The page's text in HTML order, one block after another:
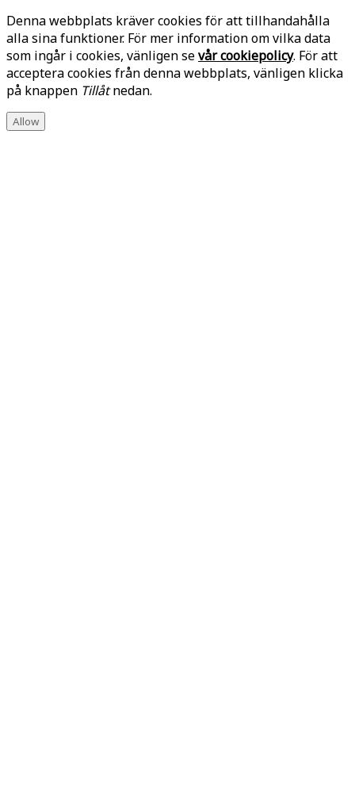
Denna webbplats kräver cookies för att tillhandahålla
alla sina funktioner. För mer information om vilka data
som ingår i cookies, vänligen sevår cookiepolicy. För att
acceptera cookies från denna webbplats, vänligen klicka
på knappen Tillåtnedan.
Allow